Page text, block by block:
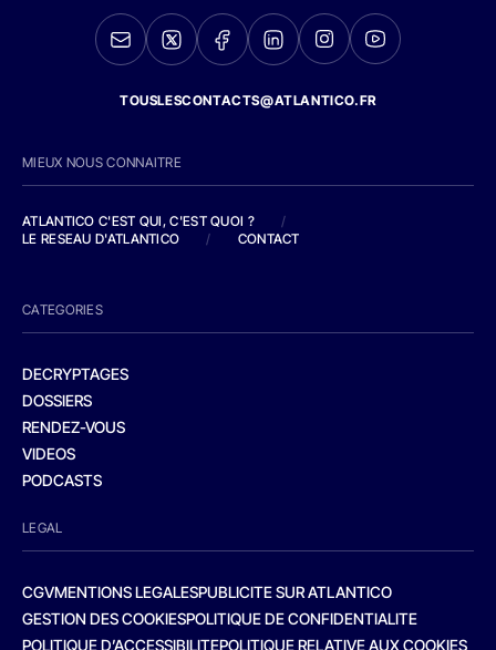
TOUSLESCONTACTS@ATLANTICO.FR
MIEUX NOUS CONNAITRE
ATLANTICO C'EST QUI, C'EST QUOI ?
/
LE RESEAU D'ATLANTICO
/ CONTACT
CATEGORIES
DECRYPTAGES
DOSSIERS
RENDEZ-VOUS
VIDEOS
PODCASTS
LEGAL
CGVMENTIONS LEGALESPUBLICITE SUR ATLANTICO
GESTION DES COOKIESPOLITIQUE DE CONFIDENTIALITE
POLITIQUE D’ACCESSIBILITEPOLITIQUE RELATIVE AUX COOKIES